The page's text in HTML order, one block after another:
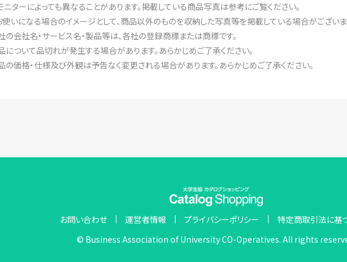
ニターによっても異なることがあります。掲載している商品写真は参考にご覧ください。
いになる場合のイメージとして、商品以外のものを収納した写真等を掲載している場合がございま
の会社名・サービス名・製品等は、各社の登録商標または商標です。
について品切れが発生する場合があります。あらかじめご了承ください。
の価格・仕様及び外観は予告なく変更される場合があります。あらかじめご了承ください。
お問い合わせ 運営者情報 プライバシーポリシー
特定商取引法に基
© Business Association of University CO-Operatives. All rights